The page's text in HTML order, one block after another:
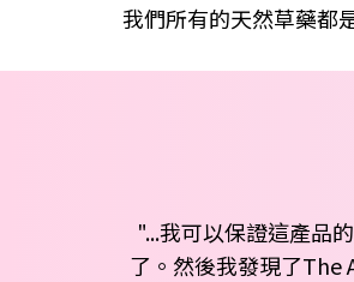
我們所有的天然草藥都
"...我可以保證這產品
了。然後我發現了The